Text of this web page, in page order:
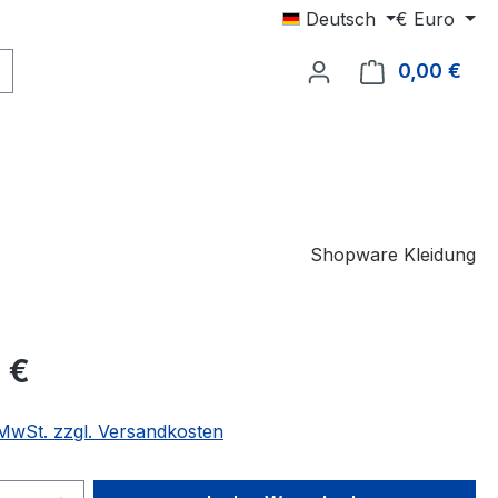
Deutsch € Euro
0,00 €
Shopware Kleidung
€
zzgl. Versandkosten